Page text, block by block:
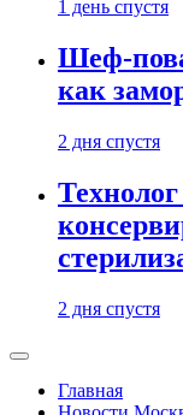
1 день спустя
Шеф-
как
2 дня спустя
2 дня спустя
Главная